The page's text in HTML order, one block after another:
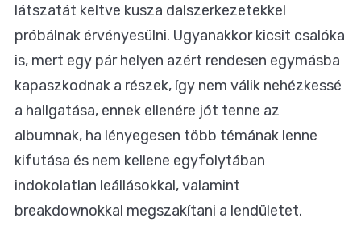
látszatát keltve kusza dalszerkezetekkel
próbálnak érvényesülni. Ugyanakkor kicsit csalóka
is, mert egy pár helyen azért rendesen egymásba
kapaszkodnak a részek, így nem válik nehézkessé
a hallgatása, ennek ellenére jót tenne az
albumnak, ha lényegesen több témának lenne
kifutása és nem kellene egyfolytában
indokolatlan leállásokkal, valamint
breakdownokkal megszakítani a lendületet.